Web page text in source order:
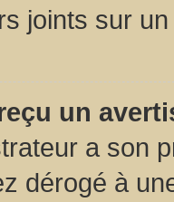
joints sur
un
a son
dérogé à